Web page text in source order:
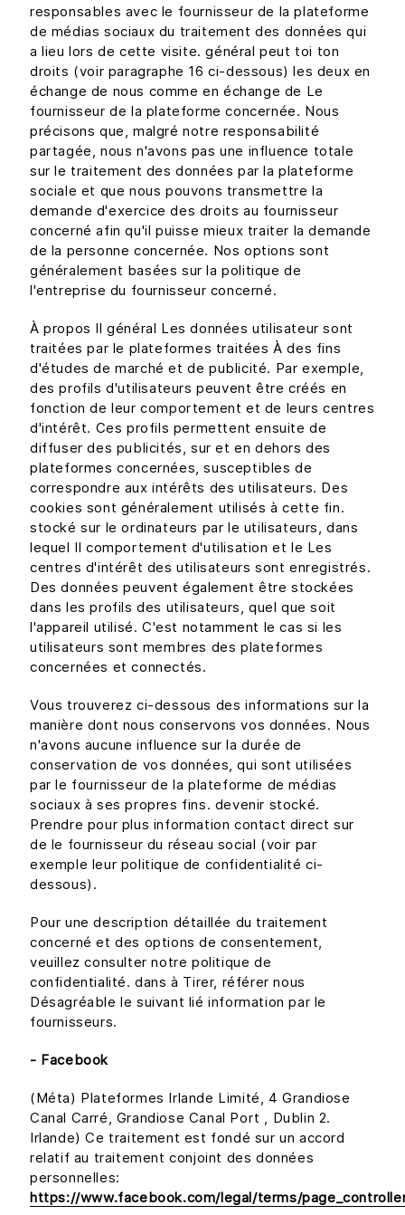
responsables avec le fournisseur de la plateforme
de médias sociaux du traitement des données qui
a lieu lors de cette visite. général peut toi ton
droits (voir paragraphe 16 ci-dessous) les deux en
échange de nous comme en échange de Le
fournisseur de la plateforme concernée. Nous
précisons que, malgré notre responsabilité
partagée, nous n'avons pas une influence totale
sur le traitement des données par la plateforme
sociale et que nous pouvons transmettre la
demande d'exercice des droits au fournisseur
concerné afin qu'il puisse mieux traiter la demande
de la personne concernée. Nos options sont
généralement basées sur la politique de
l'entreprise du fournisseur concerné.
À propos Il général Les données utilisateur sont
traitées par le plateformes traitées À des fins
d'études de marché et de publicité. Par exemple,
des profils d'utilisateurs peuvent être créés en
fonction de leur comportement et de leurs centres
d'intérêt. Ces profils permettent ensuite de
diffuser des publicités, sur et en dehors des
plateformes concernées, susceptibles de
correspondre aux intérêts des utilisateurs. Des
cookies sont généralement utilisés à cette fin.
stocké sur le ordinateurs par le utilisateurs, dans
lequel Il comportement d'utilisation et le Les
centres d'intérêt des utilisateurs sont enregistrés.
Des données peuvent également être stockées
dans les profils des utilisateurs, quel que soit
l'appareil utilisé. C'est notamment le cas si les
utilisateurs sont membres des plateformes
concernées et connectés.
Vous trouverez ci-dessous des informations sur la
manière dont nous conservons vos données. Nous
n'avons aucune influence sur la durée de
conservation de vos données, qui sont utilisées
par le fournisseur de la plateforme de médias
sociaux à ses propres fins. devenir stocké.
Prendre pour plus information contact direct sur
de le fournisseur du réseau social (voir par
exemple leur politique de confidentialité ci-
dessous).
Pour une description détaillée du traitement
concerné et des options de consentement,
veuillez consulter notre politique de
confidentialité. dans à Tirer, référer nous
Désagréable le suivant lié information par le
fournisseurs.
- Facebook
(Méta) Plateformes Irlande Limité, 4 Grandiose
Canal Carré, Grandiose Canal Port , Dublin 2.
Irlande) Ce traitement est fondé sur un accord
relatif au traitement conjoint des données
personnelles:
https://www.facebook.com/legal/terms/